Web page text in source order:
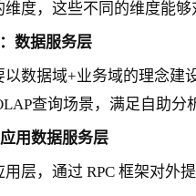
度，这些不同的维度能
数据服务层
数据域+业务域的理念
查询场景，满足自助分
用数据服务层
层，通过 RPC 框架对外